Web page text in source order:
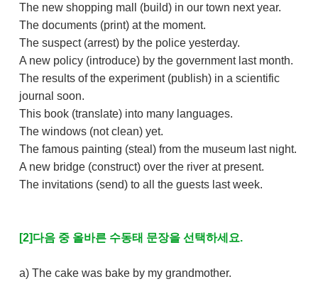
The new shopping mall (build) in our town next year.
The documents (print) at the moment.
The suspect (arrest) by the police yesterday.
A new policy (introduce) by the government last month.
The results of the experiment (publish) in a scientific
journal soon.
This book (translate) into many languages.
The windows (not clean) yet.
The famous painting (steal) from the museum last night.
A new bridge (construct) over the river at present.
The invitations (send) to all the guests last week.
[2]다음 중 올바른 수동태 문장을 선택하세요.
a) The cake was bake by my grandmother.